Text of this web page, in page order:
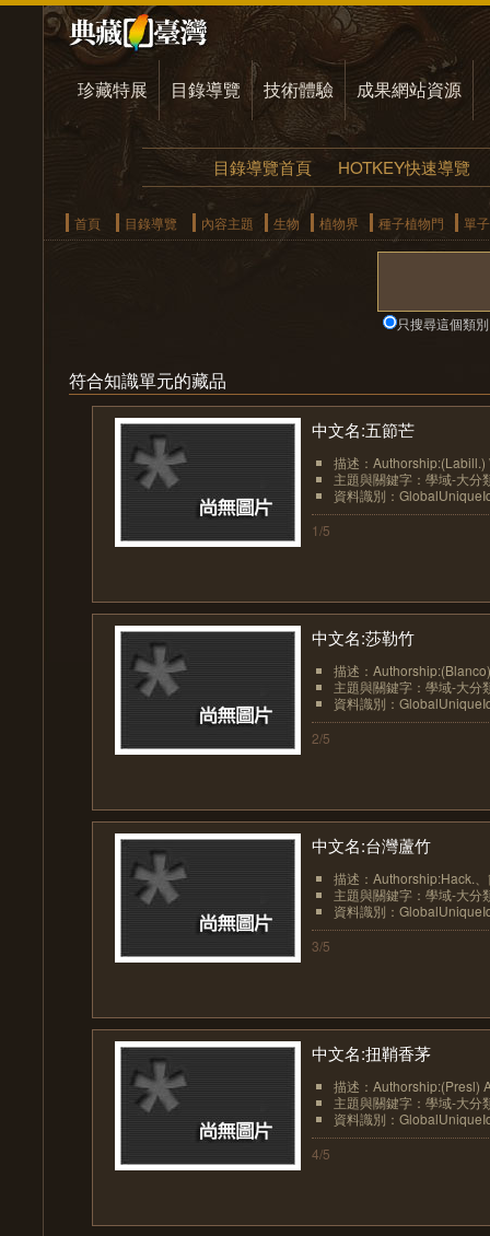
珍藏特展 目錄導覽 技術體驗 成果網站資源
目錄導覽首頁 HOTKEY快速導覽
首頁 目錄導覽 內容主題 生物 植物界 種子植物門 單
只搜尋這個類別
符合知識單元的藏品
中文名:五節芒
描述：Authorship:(Labill.)
主題與關鍵字：學域-大分
資料識別：
1/5
中文名:莎勒竹
描述：
主題與關鍵字：學域-大分
資料識別：
2/5
中文名:台灣蘆竹
描述：Authorship:Hack.
主題與關鍵字：學域-大分
資料識別：
3/5
中文名:扭鞘香茅
描述：Authorship:(Presl)
主題與關鍵字：學域-大分
資料識別：
4/5